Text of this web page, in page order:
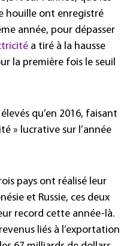
houille ont enregistré
année, pour dépasser
a tiré à la hausse
la première fois le seuil
qu’en 2016, faisant
» lucrative sur l’année
pays ont réalisé leur
et Russie, ces deux
record cette année-là.
liés à l’exportation